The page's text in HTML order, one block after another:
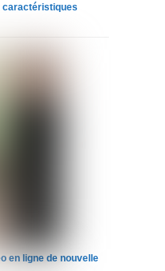
caractéristiques
en ligne de nouvelle